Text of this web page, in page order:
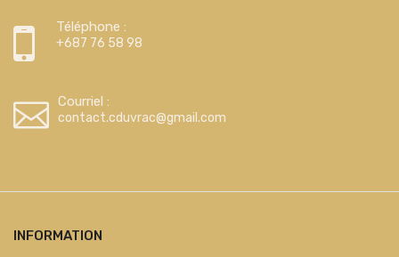
Téléphone :
+687 76 58 98
Courriel :
contact.cduvrac@gmail.com
INFORMATION